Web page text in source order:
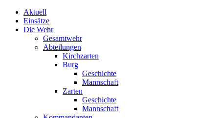
Aktuell
Einsätze
Die Wehr
Gesamtwehr
Abteilungen
Kirchzarten
Burg
Geschichte
Mannschaft
Zarten
Geschichte
Mannschaft